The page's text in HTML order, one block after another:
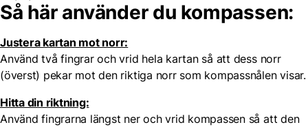
Så här använder du kompassen:
Justera kartan mot norr:
Använd två fingrar och vrid hela kartan så att dess norr
(överst) pekar mot den riktiga norr som kompassnålen visar.
Hitta din riktning:
Använd fingrarna längst ner och vrid kompassen så att den